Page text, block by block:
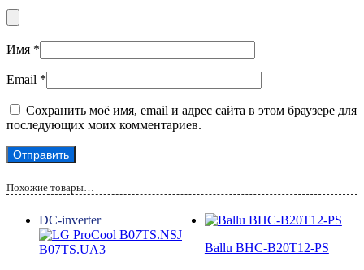
Имя *
Email *
Сохранить моё имя, email и адрес сайта в этом браузере для
последующих моих комментариев.
Похожие товары…
DC-inverter
Ballu BHC-B20T12-PS